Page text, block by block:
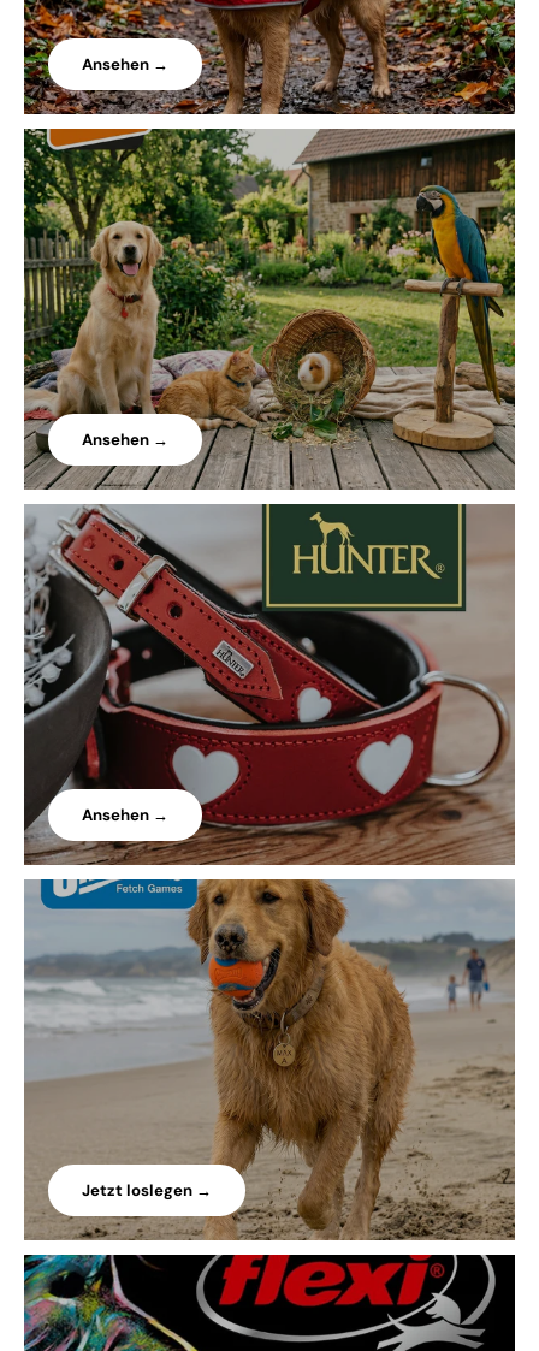
Ansehen →
Ansehen →
Ansehen →
Jetzt loslegen →